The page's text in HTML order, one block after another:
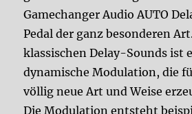
Gamechanger Audio AUTO
Pedal der ganz besonderen
klassischen Delay-Sounds ist
dynamische Modulation, die
völlig neue Art und Weise
Die Modulation entsteht